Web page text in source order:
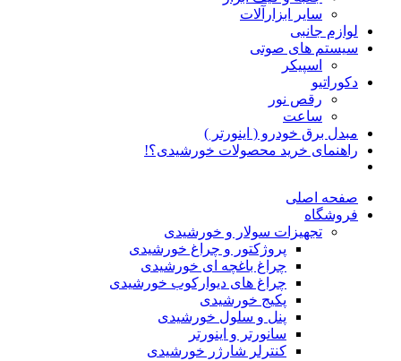
سایر ابزارآلات
لوازم جانبی
سیستم های صوتی
اسپیکر
دکوراتیو
رقص نور
ساعت
مبدل برق خودرو ( اینورتر )
راهنمای خرید محصولات خورشیدی؟!
صفحه اصلی
فروشگاه
تجهیزات سولار و خورشیدی
پروژکتور و چراغ خورشیدی
چراغ باغچه ای خورشیدی
چراغ های دیوارکوب خورشیدی
پکیج خورشیدی
پنل و سلول خورشیدی
سانورتر و اینورتر
کنترلر شارژر خورشیدی